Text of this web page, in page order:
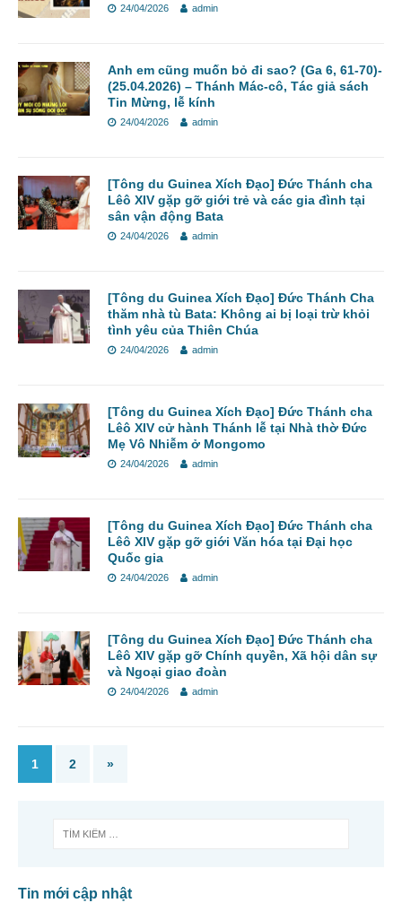
24/04/2026 admin
Anh em cũng muốn bỏ đi sao? (Ga 6, 61-70)-
(25.04.2026) – Thánh Mác-cô, Tác giả sách
Tin Mừng, lễ kính
24/04/2026 admin
[Tông du Guinea Xích Đạo] Đức Thánh cha
Lêô XIV gặp gỡ giới trẻ và các gia đình tại
sân vận động Bata
24/04/2026 admin
[Tông du Guinea Xích Đạo] Đức Thánh Cha
thăm nhà tù Bata: Không ai bị loại trừ khỏi
tình yêu của Thiên Chúa
24/04/2026 admin
[Tông du Guinea Xích Đạo] Đức Thánh cha
Lêô XIV cử hành Thánh lễ tại Nhà thờ Đức
Mẹ Vô Nhiễm ở Mongomo
24/04/2026 admin
[Tông du Guinea Xích Đạo] Đức Thánh cha
Lêô XIV gặp gỡ giới Văn hóa tại Đại học
Quốc gia
24/04/2026 admin
[Tông du Guinea Xích Đạo] Đức Thánh cha
Lêô XIV gặp gỡ Chính quyền, Xã hội dân sự
và Ngoại giao đoàn
24/04/2026 admin
1 2 »
Tin mới cập nhật